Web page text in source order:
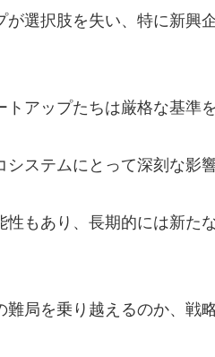
選択肢を失い、特に新興
アップたちは厳格な基準
ステムにとって深刻な影
性もあり、長期的には新た
局を乗り越えるのか、戦